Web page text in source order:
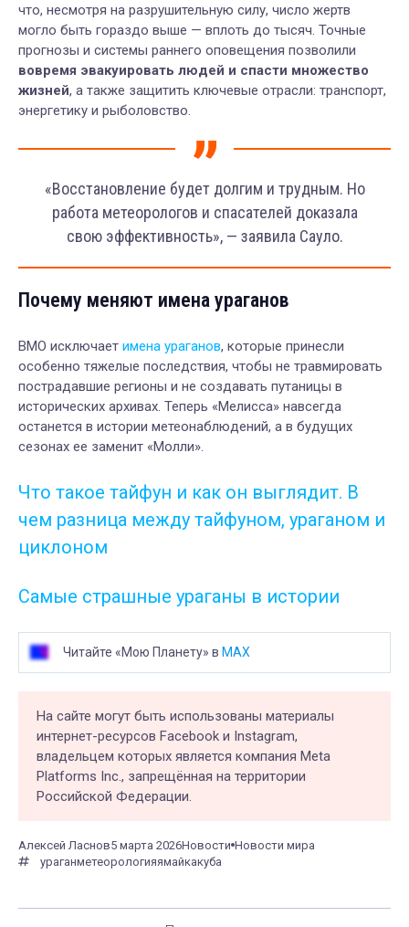
что, несмотря на разрушительную силу, число жертв
могло быть гораздо выше — вплоть до тысяч. Точные
прогнозы и системы раннего оповещения позволили
вовремя эвакуировать людей и спасти множество
жизней, а также защитить ключевые отрасли: транспорт,
энергетику и рыболовство.
«Восстановление будет долгим и трудным. Но
работа метеорологов и спасателей доказала
свою эффективность», — заявила Сауло.
Почему меняют имена ураганов
ВМО исключает имена ураганов, которые принесли
особенно тяжелые последствия, чтобы не травмировать
пострадавшие регионы и не создавать путаницы в
исторических архивах. Теперь «Мелисса» навсегда
останется в истории метеонаблюдений, а в будущих
сезонах ее заменит «Молли».
Что такое тайфун и как он выглядит. В
чем разница между тайфуном, ураганом и
циклоном
Самые страшные ураганы в истории
Читайте «Мою Планету» в MAX
На сайте могут быть использованы материалы
интернет-ресурсов Facebook и Instagram,
владельцем которых является компания Meta
Platforms Inc., запрещённая на территории
Российской Федерации.
Алексей Ласнов5 марта 2026Новости Новости мира
ураганметеорологияямайкакуба